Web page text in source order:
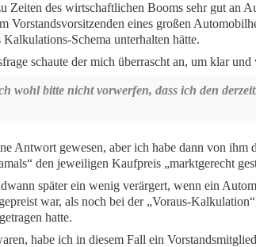
Zeiten des wirtschaftlichen Booms sehr gut an
Vorstandsvorsitzenden eines großen
Schema unterhalten hätte.
schaute der mich überrascht an, um klar
wohl bitte nicht vorwerfen, dass ich den
Antwort gewesen, aber ich habe dann von ihm
den jeweiligen Kaufpreis „marktgerecht
später ein wenig verärgert, wenn ein
war, als noch bei der „Voraus-
hatte.
habe ich in diesem Fall ein